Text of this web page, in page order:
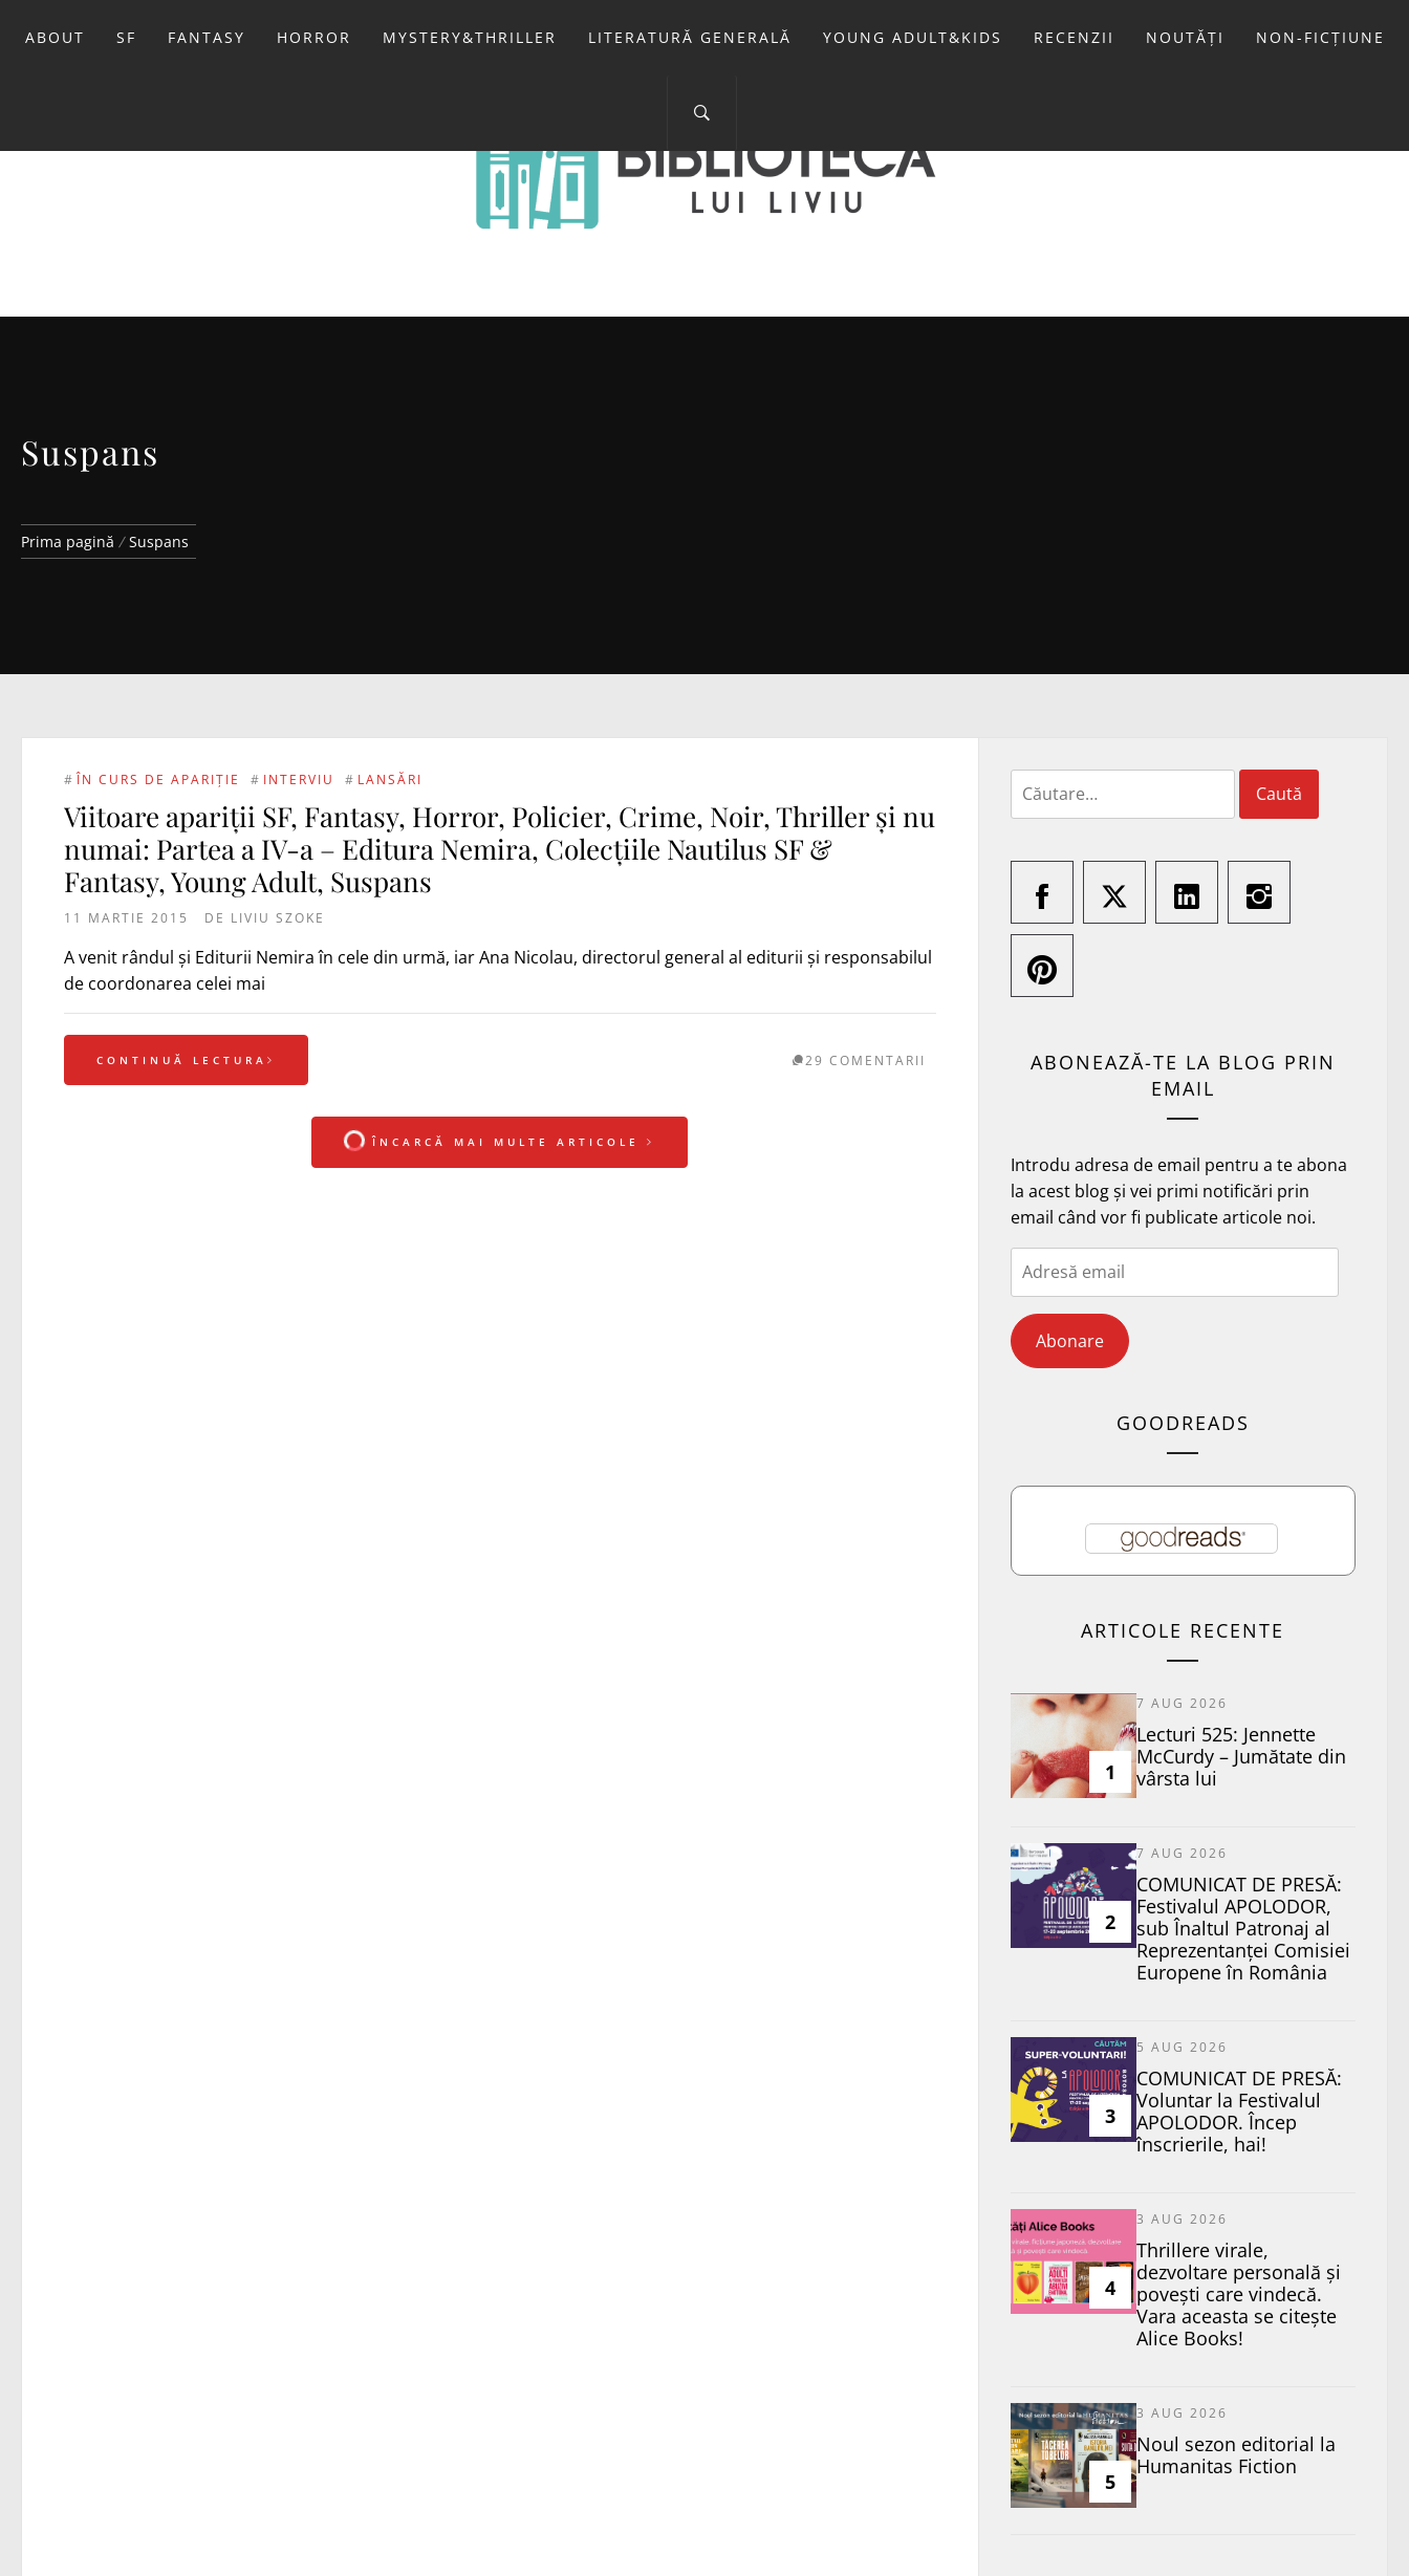
ABOUT SF FANTASY HORROR MYSTERY&THRILLER LITERATURĂ GENERALĂ YOUNG ADULT&KIDS RECENZII NOUTĂȚI NON-FICȚIUNE
BIBLIOTECA LUI LIVIU
Suspans
Prima pagină Suspans
# ÎN CURS DE APARIȚIE # INTERVIU # LANSĂRI
Viitoare apariții SF, Fantasy, Horror, Policier, Crime, Noir, Thriller și nu
numai: Partea a IV-a – Editura Nemira, Colecțiile Nautilus SF &
Fantasy, Young Adult, Suspans
11 MARTIE 2015 DE LIVIU SZOKE
A venit rândul și Editurii Nemira în cele din urmă, iar Ana Nicolau, directorul general al editurii și responsabilul
de coordonarea celei mai
CONTINUĂ LECTURA 29 COMENTARII
ÎNCARCĂ MAI MULTE ARTICOLE
după:
ABONEAZĂ-TE LA BLOG PRIN
EMAIL
Introdu adresa de email pentru a te abona
la acest blog și vei primi notificări prin
email când vor fi publicate articole noi.
Adresă
email
Abonare
GOODREADS
ARTICOLE RECENTE
1
7 AUG 2026
Lecturi 525: Jennette
McCurdy – Jumătate din
vârsta lui
2
7 AUG 2026
COMUNICAT DE PRESĂ:
Festivalul APOLODOR,
sub Înaltul Patronaj al
Reprezentanței Comisiei
Europene în România
3
5 AUG 2026
COMUNICAT DE PRESĂ:
Voluntar la Festivalul
APOLODOR. Încep
înscrierile, hai!
4
3 AUG 2026
Thrillere virale,
dezvoltare personală și
povești care vindecă.
Vara aceasta se citește
Alice Books!
5
3 AUG 2026
​Noul sezon editorial la
Humanitas Fiction